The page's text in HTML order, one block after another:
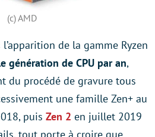
(c) AMD
de la gamme Ryzen
génération de CPU par an,
du procédé de gravure tous
une famille Zen+ au
puis Zen 2 en juillet 2019